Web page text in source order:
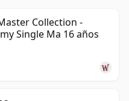
Collection -
Single Ma 16 años